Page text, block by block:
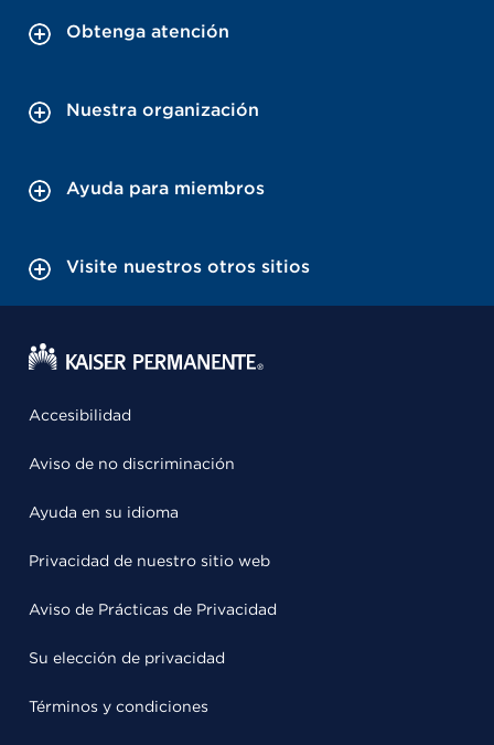
Obtenga atención
Nuestra organización
Ayuda para miembros
Visite nuestros otros sitios
Accesibilidad
Aviso de no discriminación
Ayuda en su idioma
Privacidad de nuestro sitio web
Aviso de Prácticas de Privacidad
Su elección de privacidad
Términos y condiciones